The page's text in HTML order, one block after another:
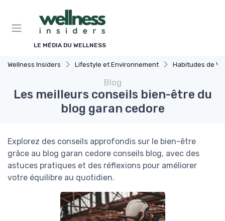
LE MÉDIA DU WELLNESS
Wellness Insiders Lifestyle et Environnement Habitudes de
Blog
Les meilleurs conseils bien-être du
blog garan cedore
Explorez des conseils approfondis sur le bien-être
grâce au blog garan cedore conseils blog, avec des
astuces pratiques et des réflexions pour améliorer
votre équilibre au quotidien.